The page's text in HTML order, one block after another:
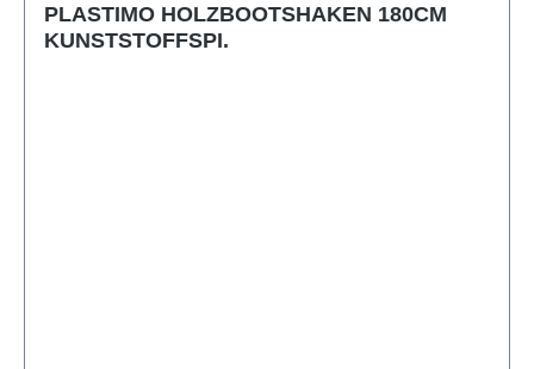
PLASTIMO HOLZBOOTSHAKEN 180CM
KUNSTSTOFFSPI.